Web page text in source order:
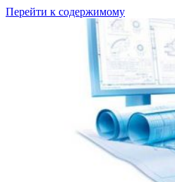
Перейти к содержимому